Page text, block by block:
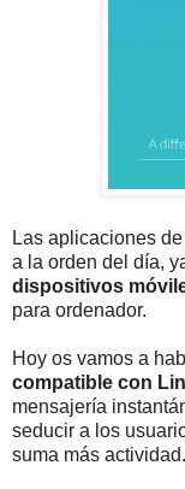
Las aplicaciones de
a la orden del día,
dispositivos
para ordenador.
Hoy os vamos a
compatible con
mensajería
seducir a los
suma más actividad.